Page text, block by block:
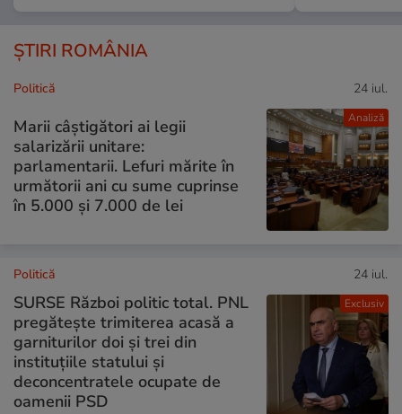
ȘTIRI ROMÂNIA
Analiză
Politică 24 iul.
Marii câștigători ai legii
salarizării unitare:
parlamentarii. Lefuri mărite în
următorii ani cu sume cuprinse
în 5.000 și 7.000 de lei
Exclusiv
Politică 24 iul.
SURSE Război politic total. PNL
pregătește trimiterea acasă a
garniturilor doi și trei din
instituțiile statului și
deconcentratele ocupate de
oamenii PSD